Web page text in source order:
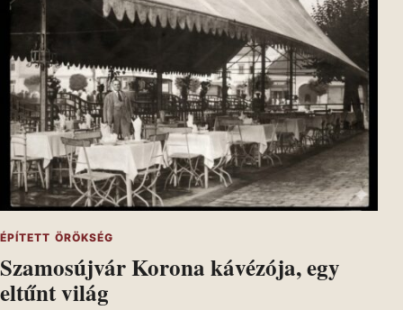
ÉPÍTETT ÖRÖKSÉG
Szamosújvár Korona kávézója, egy
eltűnt világ